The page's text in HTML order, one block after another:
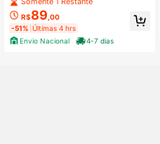
imalista, Premium Moda Gringa Ver
ão 2026
R$89 ,00
-51% Últimas 4 hrs
Envio Nacional
4-7 dias